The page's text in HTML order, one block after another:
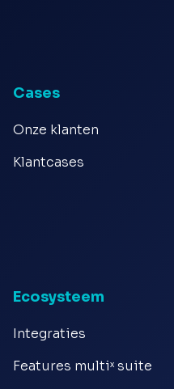
Cases
Onze klanten
Klantcases
Ecosysteem
Integraties
Features multiˣ suite